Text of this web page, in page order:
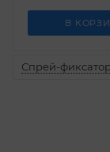
В
Спрей-